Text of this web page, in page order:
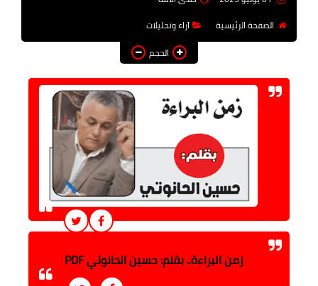
تعليم
عربى ودولى
توك شو
آراء وتحليلات
المزيد
الصفحة الرئيسية
آراء وتحليلات
الحجم
زمن البراءة.. بقلم: حسين الحانوتي PDF